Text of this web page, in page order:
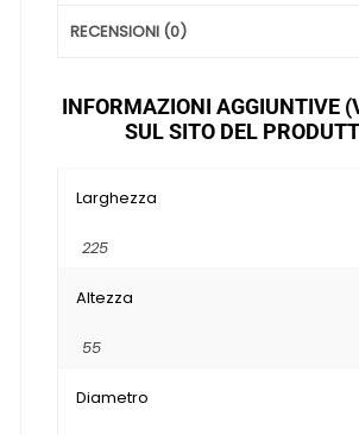
RECENSIONI (0)
INFORMAZIONI AGGIUNTIVE
SUL SITO DEL
Larghezza
225
Altezza
55
Diametro